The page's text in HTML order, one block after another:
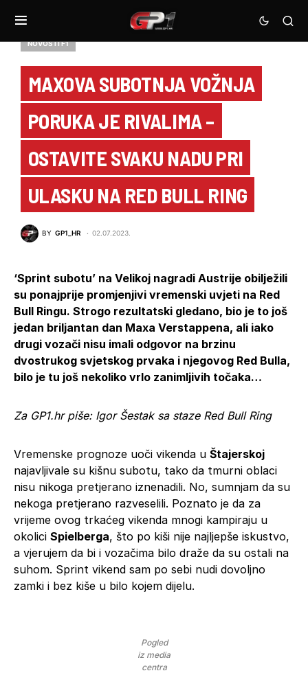
NOVOSTI F1
MAXOVA SUBOTNJA VOŽNJA
PORUKA JE RIVALIMA –
OSTAVITE SVAKU NADU PRI
ULASKU NA RED BULL RING
BY GP1_HR 02.07.2023.
‘Sprint subotu’ na Velikoj nagradi Austrije obilježili
su ponajprije promjenjivi vremenski uvjeti na Red
Bull Ringu. Strogo rezultatski gledano, bio je to još
jedan briljantan dan Maxa Verstappena, ali iako
drugi vozači nisu imali odgovor na brzinu
dvostrukog svjetskog prvaka i njegovog Red Bulla,
bilo je tu još nekoliko vrlo zanimljivih točaka…
Za GP1.hr piše: Igor Šestak sa staze Red Bull Ring
Vremenske prognoze uoči vikenda u Štajerskoj
najavljivale su kišnu subotu, tako da tmurni oblaci
nisu nikoga pretjerano iznenadili. No, sumnjam da su
nekoga pretjerano razveselili. Poznato je da za
vrijeme ovog trkaćeg vikenda mnogi kampiraju u
okolici Spielberga, što po kiši nije najljepše iskustvo,
a vjerujem da bi i vozačima bilo draže da su ostali na
suhom. Sprint vikend sam po sebi nudi dovoljno
zamki i bez kiše u bilo kojem dijelu.
Pogled
iz media
centra